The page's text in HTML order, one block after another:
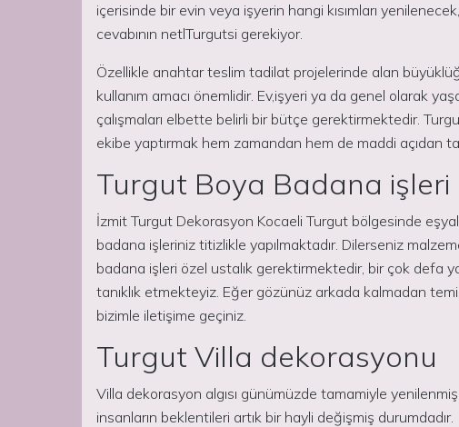
içerisinde bir evin veya işyerin hangi kısımları
cevabının netlTurgutsi gerekiyor.
Özellikle anahtar teslim tadilat projelerinde alan
kullanım amacı önemlidir. Ev,işyeri ya da genel olarak
çalışmaları elbette belirli bir bütçe gerektirmektedir.
ekibe yaptırmak hem zamandan hem de maddi açıdan
Turgut Boya Badana işleri
İzmit Turgut Dekorasyon Kocaeli Turgut bölgesinde
badana işleriniz titizlikle yapılmaktadır. Dilerseniz
badana işleri özel ustalık gerektirmektedir, bir çok defa
tanıklık etmekteyiz. Eğer gözünüz arkada kalmadan
bizimle iletişime geçiniz.
Turgut Villa dekorasyonu
Villa dekorasyon algısı günümüzde tamamiyle
insanların beklentileri artık bir hayli değişmiş durumdadır.